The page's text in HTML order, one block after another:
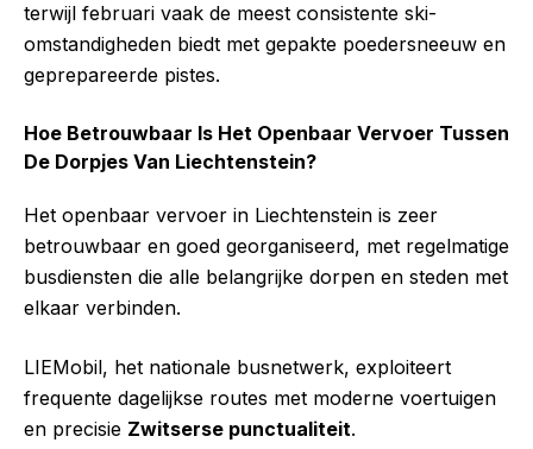
terwijl februari vaak de meest consistente ski-
omstandigheden biedt met gepakte poedersneeuw en
geprepareerde pistes.
Hoe Betrouwbaar Is Het Openbaar Vervoer Tussen
De Dorpjes Van Liechtenstein?
Het openbaar vervoer in Liechtenstein is zeer
betrouwbaar en goed georganiseerd, met regelmatige
busdiensten die alle belangrijke dorpen en steden met
elkaar verbinden.
LIEMobil, het nationale busnetwerk, exploiteert
frequente dagelijkse routes met moderne voertuigen
en precisie Zwitserse punctualiteit.